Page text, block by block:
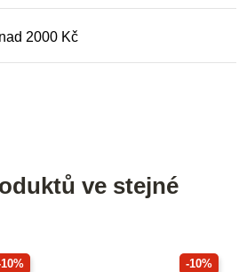
2000 Kč
ve stejné
-10%